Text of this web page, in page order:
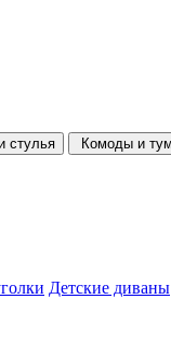
стулья Комоды и
Детские диваны